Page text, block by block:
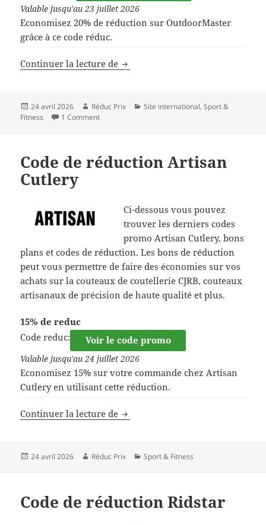
Valable jusqu'au 23 juillet 2026
Economisez 20% de réduction sur OutdoorMaster
grâce à ce code réduc.
Continuer la lecture de Code de réduction OutdoorMaster
Publié
le
24 avril 2026 Auteur
Réduc Prix Catégories
Site international,Sport &
Fitness
1 Comment
Code de réduction Artisan
Cutlery
Ci-dessous vous pouvez
trouver les derniers codes
promo Artisan Cutlery, bons
plans et codes de réduction. Les bons de réduction
peut vous permettre de faire des économies sur vos
achats sur la couteaux de coutellerie CJRB, couteaux
artisanaux de précision de haute qualité et plus.
15% de reduc
Code reduc:
Voir le code promo
Valable jusqu'au 24 juillet 2026
Economisez 15% sur votre commande chez Artisan
Cutlery en utilisant cette réduction.
Continuer la lecture de Code de réduction Artisan Cutlery
Publié
24 avril 2026 Auteur
Réduc Prix Catégories
Sport & Fitness
Code de réduction Ridstar